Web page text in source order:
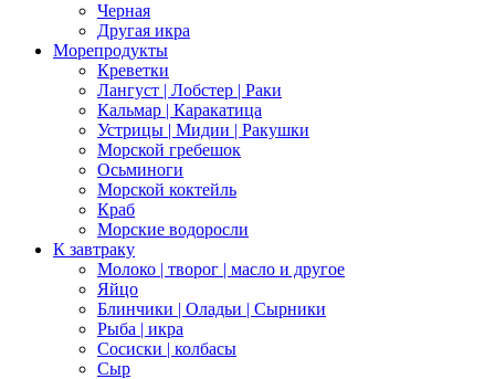
Черная
Другая икра
Морепродукты
Креветки
Лангуст | Лобстер | Раки
Кальмар | Каракатица
Устрицы | Мидии | Ракушки
Морской гребешок
Осьминоги
Морской коктейль
Краб
Морские водоросли
К завтраку
Молоко | творог | масло и другое
Яйцо
Блинчики | Оладьи | Сырники
Рыба | икра
Сосиски | колбасы
Сыр